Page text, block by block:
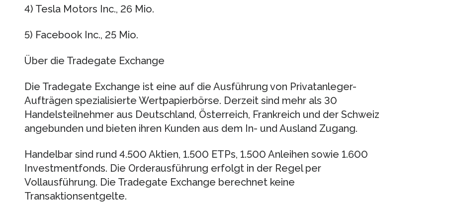
4) Tesla Motors Inc., 26 Mio.
5) Facebook Inc., 25 Mio.
Über die Tradegate Exchange
Die Tradegate Exchange ist eine auf die Ausführung von Privatanleger-
Aufträgen spezialisierte Wertpapierbörse. Derzeit sind mehr als 30
Handelsteilnehmer aus Deutschland, Österreich, Frankreich und der Schweiz
angebunden und bieten ihren Kunden aus dem In- und Ausland Zugang.
Handelbar sind rund 4.500 Aktien, 1.500 ETPs, 1.500 Anleihen sowie 1.600
Investmentfonds. Die Orderausführung erfolgt in der Regel per
Vollausführung. Die Tradegate Exchange berechnet keine
Transaktionsentgelte.